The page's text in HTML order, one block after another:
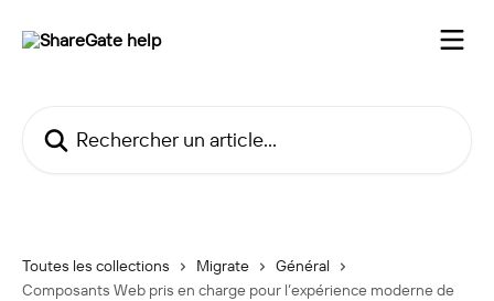
Toutes les collections Migrate
Général
Composants Web pris en charge pour l’expérience moderne de